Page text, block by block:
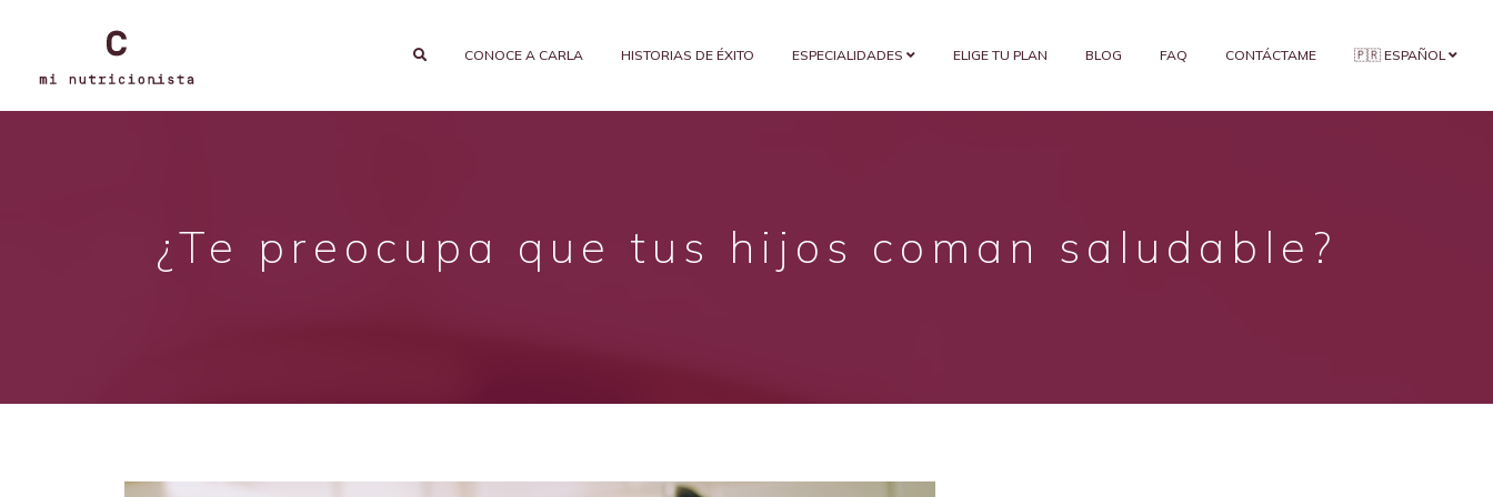
CONOCE A CARLA HISTORIAS DE ÉXITO ESPECIALIDADES ELIGE TU PLAN BLOG FAQ CONTÁCTAME 🇵🇷 ESPAÑOL
¿Te preocupa que tus hijos coman saludable?